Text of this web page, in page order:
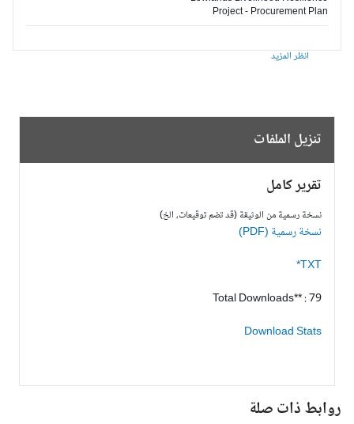
Project - Procurement Plan
انظر المزيد
تنزيل الملفات
تقرير كامل
نسخة رسمية من الوثيقة (قد تضم توقيعات، الخ)
نسخة رسمية (PDF)
TXT*
Total Downloads** : 79
Download Stats
روابط ذات صلة